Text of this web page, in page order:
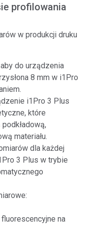
profilowania
w produkcji druku
do urządzenia
8 mm w i1Pro
i1Pro 3 Plus
które
materiału.
dla każdej
3 Plus w trybie
na